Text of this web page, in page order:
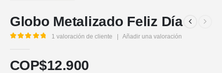
Globo Metalizado Feliz Día
1 valoración de cliente Añadir una valoración
COP$12.900